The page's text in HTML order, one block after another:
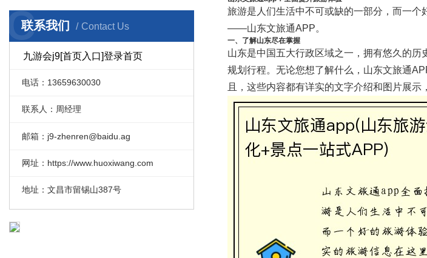
联系我们 Contact Us
C
九游会j9[首页入口]登录首页
电话：13659630030
联系人：周经理
邮箱：j9-zhenren@baidu.ag
网址：https://www.huoxiwang.com
地址：文昌市留锡山387号
旅游是人们生活中不可或缺的一部分，而一
——山东文旅通APP。
一、了解山东尽在掌握
山东是中国五大行政区域之一，拥有悠久的历
规划行程。无论您想了解什么，山东文旅通
且，这些内容都有详实的文字介绍和图片展示